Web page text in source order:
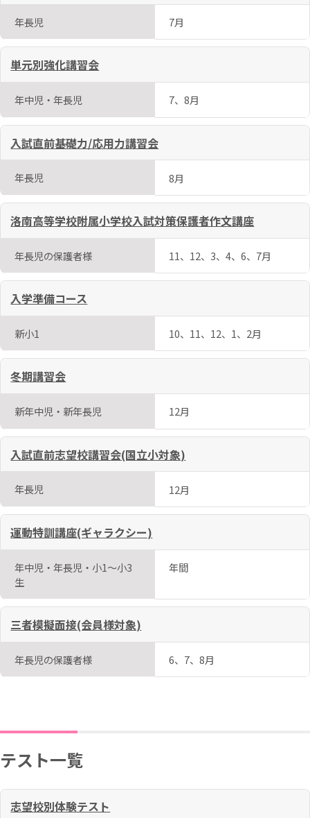
年長児 7月
単元別強化講習会
年中児・年長児 7、8月
入試直前基礎力/応用力講習会
年長児 8月
洛南高等学校附属小学校入試対策保護者作文講座
年長児の保護者様 11、12、3、4、6、7月
入学準備コース
新小1 10、11、12、1、2月
冬期講習会
新年中児・新年長児 12月
入試直前志望校講習会(国立小対象)
年長児 12月
運動特訓講座(ギャラクシー)
年中児・年長児・小1～小3
生
年間
三者模擬面接(会員様対象)
年長児の保護者様 6、7、8月
テスト一覧
志望校別体験テスト